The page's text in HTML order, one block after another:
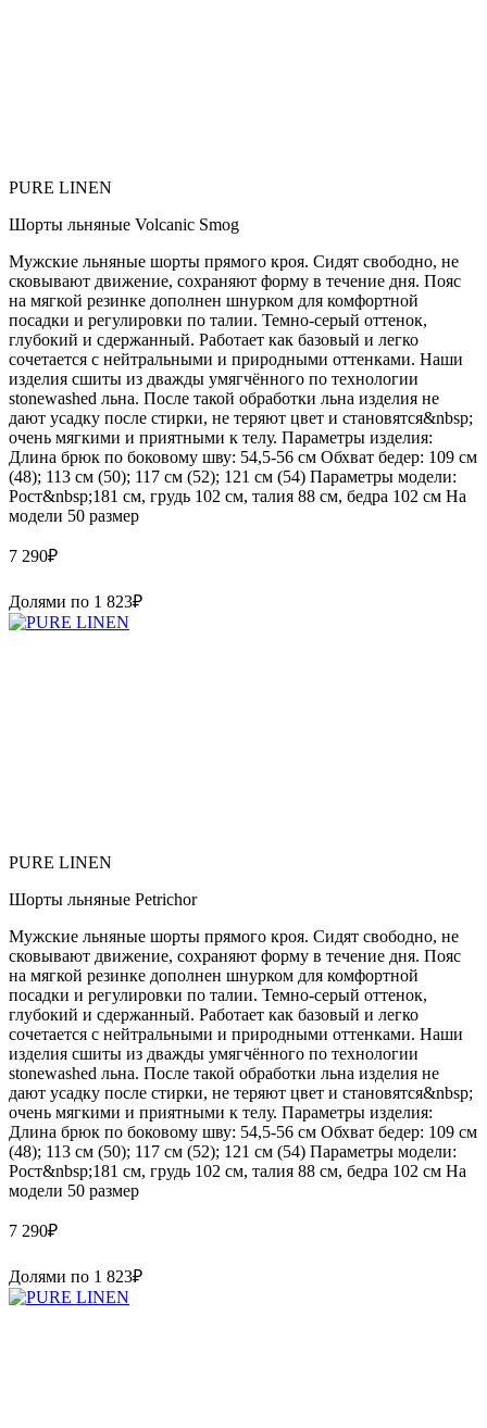
PURE LINEN
Шорты льняные Volcanic Smog
Мужские льняные шорты прямого кроя. Сидят свободно, не
сковывают движение, сохраняют форму в течение дня. Пояс
на мягкой резинке дополнен шнурком для комфортной
посадки и регулировки по талии. Темно-серый оттенок,
глубокий и сдержанный. Работает как базовый и легко
сочетается с нейтральными и природными оттенками. Наши
изделия сшиты из дважды умягчённого по технологии
stonewashed льна. После такой обработки льна изделия не
дают усадку после стирки, не теряют цвет и становятся&nbsp;
очень мягкими и приятными к телу. Параметры изделия:
Длина брюк по боковому шву: 54,5-56 см Обхват бедер: 109 см
(48); 113 cм (50); 117 см (52); 121 см (54) Параметры модели:
Рост&nbsp;181 см, грудь 102 см, талия 88 см, бедра 102 см На
модели 50 размер
7 290₽
Долями по 1 823₽
PURE LINEN
Шорты льняные Petrichor
Мужские льняные шорты прямого кроя. Сидят свободно, не
сковывают движение, сохраняют форму в течение дня. Пояс
на мягкой резинке дополнен шнурком для комфортной
посадки и регулировки по талии. Темно-серый оттенок,
глубокий и сдержанный. Работает как базовый и легко
сочетается с нейтральными и природными оттенками. Наши
изделия сшиты из дважды умягчённого по технологии
stonewashed льна. После такой обработки льна изделия не
дают усадку после стирки, не теряют цвет и становятся&nbsp;
очень мягкими и приятными к телу. Параметры изделия:
Длина брюк по боковому шву: 54,5-56 см Обхват бедер: 109 см
(48); 113 cм (50); 117 см (52); 121 см (54) Параметры модели:
Рост&nbsp;181 см, грудь 102 см, талия 88 см, бедра 102 см На
модели 50 размер
7 290₽
Долями по 1 823₽